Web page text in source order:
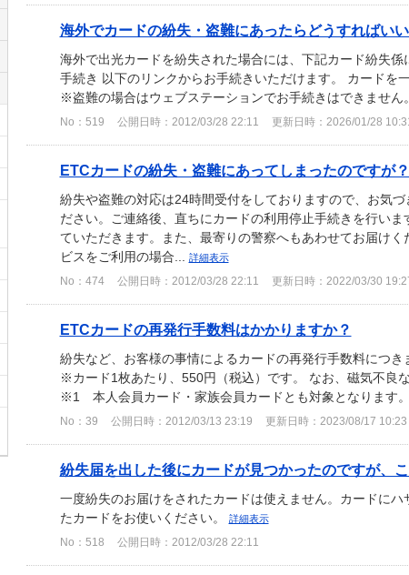
海外でカードの紛失・盗難にあったらどうすればい
海外で出光カードを紛失された場合には、下記カード紛失
手続き 以下のリンクからお手続きいただけます。 カードを
※盗難の場合はウェブステーションでお手続きはできません
No：519 公開日時：2012/03/28 22:11 更新日時：2026/01/28
ETCカードの紛失・盗難にあってしまったのですが？
紛失や盗難の対応は24時間受付をしておりますので、お気
ださい。ご連絡後、直ちにカードの利用停止手続きを行い
ていただきます。また、最寄りの警察へもあわせてお届け
ビスをご利用の場合...
詳細表示
No：474 公開日時：2012/03/28 22:11 更新日時：2022/03/30
ETCカードの再発行手数料はかかりますか？
紛失など、お客様の事情によるカードの再発行手数料につき
※カード1枚あたり、550円（税込）です。 なお、磁気不良
※1 本人会員カード・家族会員カードとも対象となります
No：39 公開日時：2012/03/13 23:19 更新日時：2023/08/17 10:23
紛失届を出した後にカードが見つかったのですが、
一度紛失のお届けをされたカードは使えません。カードに
たカードをお使いください。
詳細表示
No：518 公開日時：2012/03/28 22:11